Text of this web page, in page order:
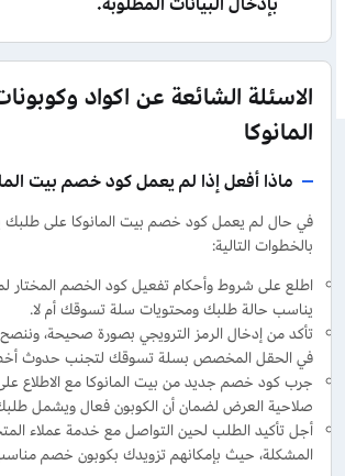
الاسئلة الشائعة عن اكواد
المانوكا
ماذا أفعل إذا لم يعمل كود خصم بيت
في حال لم يعمل كود خصم بيت المانوكا على طلبك
بالخطوات التالية:
اطلع على شروط وأحكام تفعيل كود الخصم المختار
يناسب حالة طلبك ومحتويات سلة تسوقك أم لا.
تأكد من إدخال الرمز الترويجي بصورة صحيحة،
في الحقل المخصص بسلة تسوقك لتجنب حدوث
جرب كود خصم جديد من بيت المانوكا مع الاطلاع على
صلاحية العرض لضمان أن الكوبون فعال ويشمل
أجل تأكيد الطلب لحين التواصل مع خدمة عملاء
المشكلة، حيث بإمكانهم تزويدك بكوبون خصم